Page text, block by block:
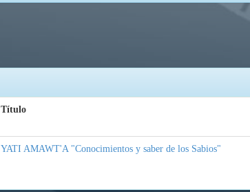
Título
YATI AMAWT'A "Conocimientos y saber de los Sabios"